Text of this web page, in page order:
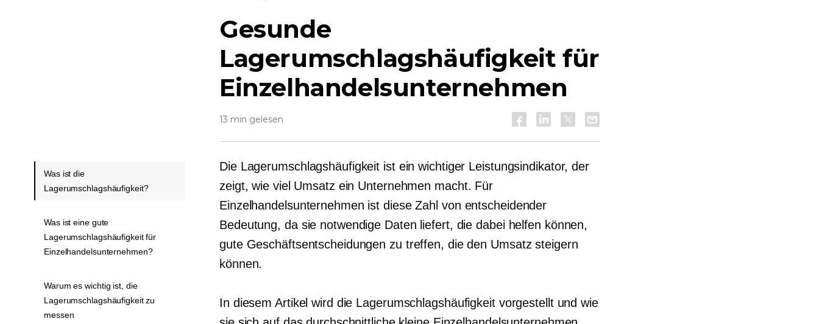
Gesunde
Lagerumschlagshäufigkeit für
Einzelhandelsunternehmen
13 min gelesen
Die Lagerumschlagshäufigkeit ist ein wichtiger Leistungsindikator, der
zeigt, wie viel Umsatz ein Unternehmen macht. Für
Einzelhandelsunternehmen ist diese Zahl von entscheidender
Bedeutung, da sie notwendige Daten liefert, die dabei helfen können,
gute Geschäftsentscheidungen zu treffen, die den Umsatz steigern
können.
In diesem Artikel wird die Lagerumschlagshäufigkeit vorgestellt und wie
Was ist die
Lagerumschlagshäufigkeit?
Was ist eine gute
Lagerumschlagshäufigkeit für
Einzelhandelsunternehmen?
Warum es wichtig ist, die
Lagerumschlagshäufigkeit zu
messen